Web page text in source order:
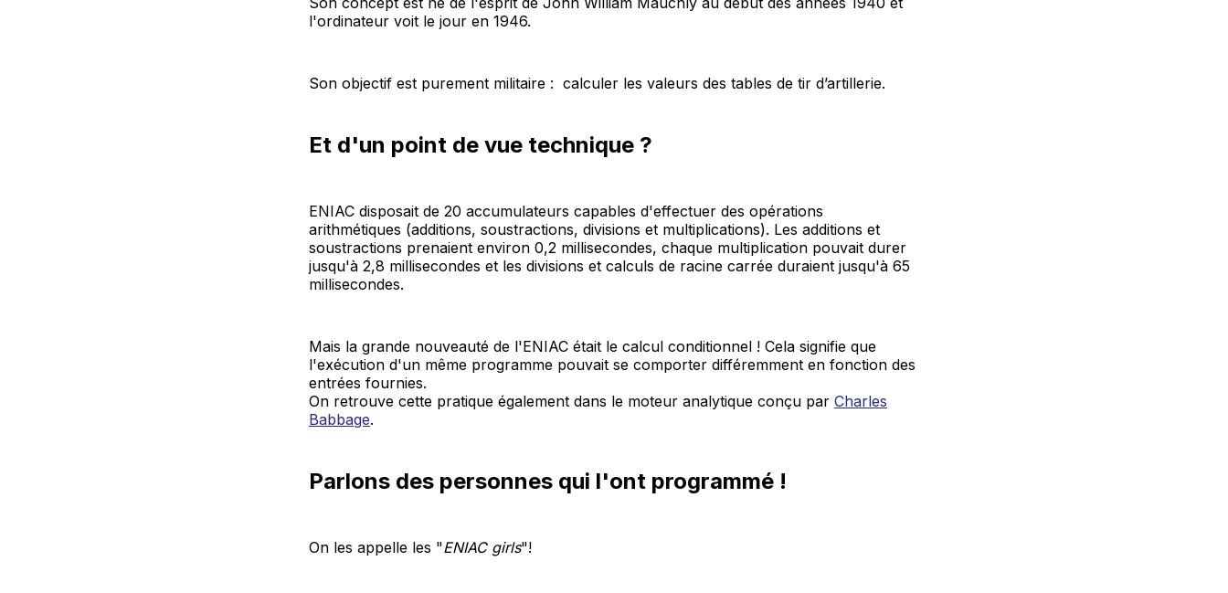
l'ordinateur voit le jour en 1946.
Son objectif est purement militaire : calculer les valeurs des tables de tir d’artillerie.
Et d'un point de vue technique ?
ENIAC disposait de 20 accumulateurs capables d'effectuer des opérations
arithmétiques (additions, soustractions, divisions et multiplications). Les additions et
soustractions prenaient environ 0,2 millisecondes, chaque multiplication pouvait durer
jusqu'à 2,8 millisecondes et les divisions et calculs de racine carrée duraient jusqu'à 65
millisecondes.
Mais la grande nouveauté de l'ENIAC était le calcul conditionnel ! Cela signifie que
l'exécution d'un même programme pouvait se comporter différemment en fonction des
entrées fournies.
On retrouve cette pratique également dans le moteur analytique conçu par Charles
Babbage.
Parlons des personnes qui l'ont programmé !
On les appelle les "ENIAC girls"!